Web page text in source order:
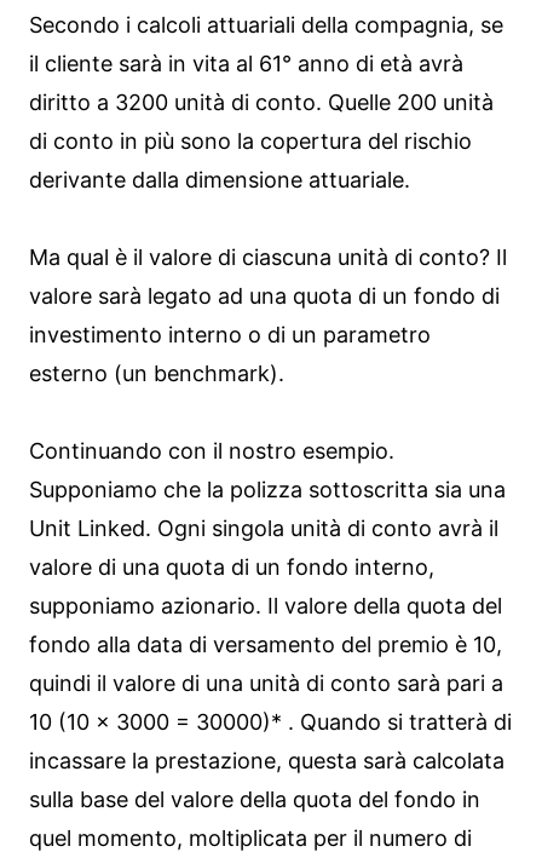
Secondo i calcoli attuariali della compagnia, se
il cliente sarà in vita al 61° anno di età avrà
diritto a 3200 unità di conto. Quelle 200 unità
di conto in più sono la copertura del rischio
derivante dalla dimensione attuariale.
Ma qual è il valore di ciascuna unità di conto? Il
valore sarà legato ad una quota di un fondo di
investimento interno o di un parametro
esterno (un benchmark).
Continuando con il nostro esempio.
Supponiamo che la polizza sottoscritta sia una
Unit Linked. Ogni singola unità di conto avrà il
valore di una quota di un fondo interno,
supponiamo azionario. Il valore della quota del
fondo alla data di versamento del premio è 10,
quindi il valore di una unità di conto sarà pari a
10 (10 x 3000 = 30000)* . Quando si tratterà di
incassare la prestazione, questa sarà calcolata
sulla base del valore della quota del fondo in
quel momento, moltiplicata per il numero di